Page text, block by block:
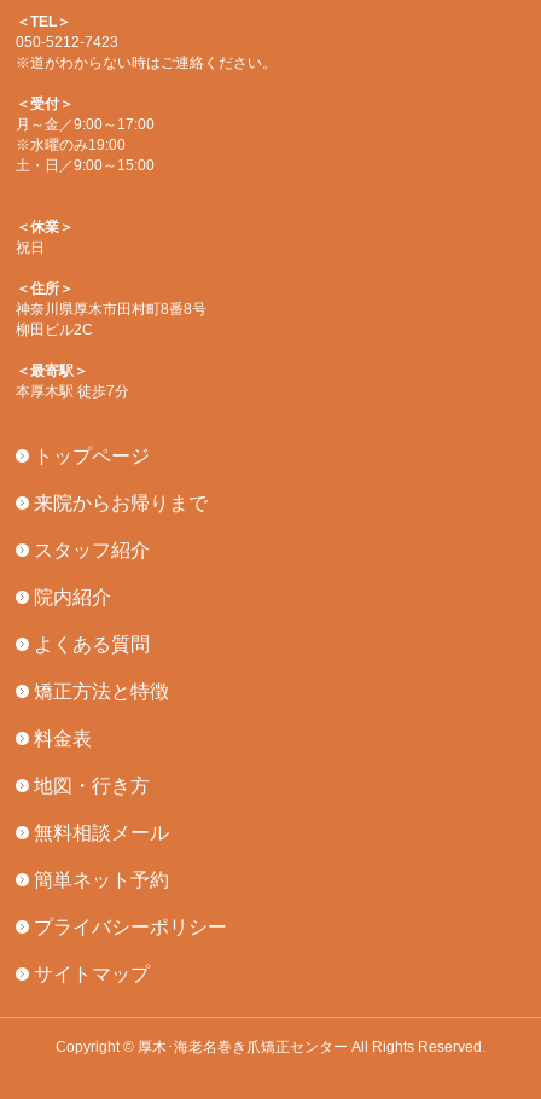
＜TEL＞
050-5212-7423
※道がわからない時はご連絡ください。
＜受付＞
月～金／9:00～17:00
※水曜のみ19:00
土・日／9:00～15:00
＜休業＞
祝日
＜住所＞
神奈川県厚木市田村町8番8号
柳田ビル2C
＜最寄駅＞
本厚木駅 徒歩7分
トップページ
来院からお帰りまで
スタッフ紹介
院内紹介
よくある質問
矯正方法と特徴
料金表
地図・行き方
無料相談メール
簡単ネット予約
プライバシーポリシー
サイトマップ
Copyright © 厚木･海老名巻き爪矯正センター All Rights Reserved.